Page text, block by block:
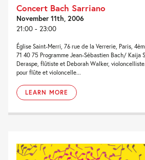
Concert Bach Sarriano
November 11th, 2006
21:00 - 23:00
Église Saint-Merri, 76 rue de la Verrerie, Paris,
71 40 75 Programme Jean-Sébastien Bach/ Kaija
Deraspe, flûtiste et Deborah Walker,
pour flûte et violoncelle...
LEARN MORE